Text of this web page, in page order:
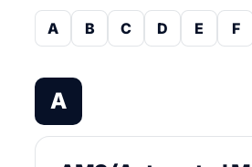
A B C D E F
A